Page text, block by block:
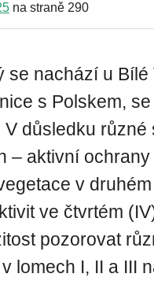
na straně 290
se nachází u
s Polskem,
důsledku různé
– aktivní
v
ve čtvrtém
pozorovat
lomech I, II a III